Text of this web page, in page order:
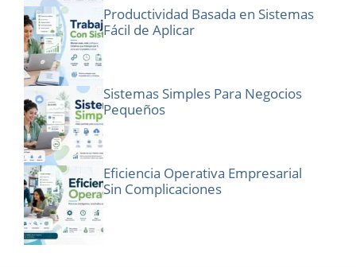
Productividad Basada en Sistemas
Fácil de Aplicar
Sistemas Simples Para Negocios
Pequeños
Eficiencia Operativa Empresarial
Sin Complicaciones